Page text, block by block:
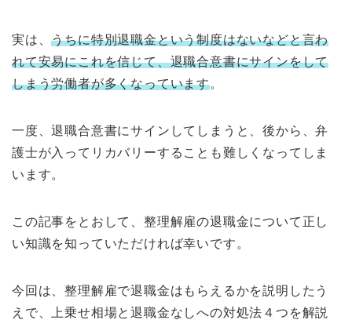
実は、うちに特別退職金という制度はないなどと言わ
れて安易にこれを信じて、退職合意書にサインをして
しまう労働者が多くなっています。
一度、退職合意書にサインしてしまうと、後から、弁
護士が入ってリカバリーすることも難しくなってしま
います。
この記事をとおして、整理解雇の退職金について正し
い知識を知っていただければ幸いです。
今回は、整理解雇で退職金はもらえるかを説明したう
えで、上乗せ相場と退職金なしへの対処法４つを解説